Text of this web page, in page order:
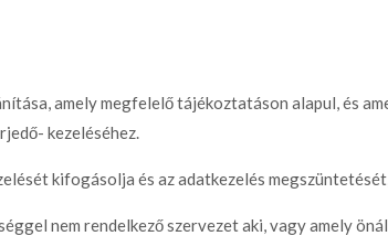
amely megfelelő tájékoztatáson alapul, és
kezeléséhez.
kifogásolja és az adatkezelés
nem rendelkező szervezet aki, vagy amely